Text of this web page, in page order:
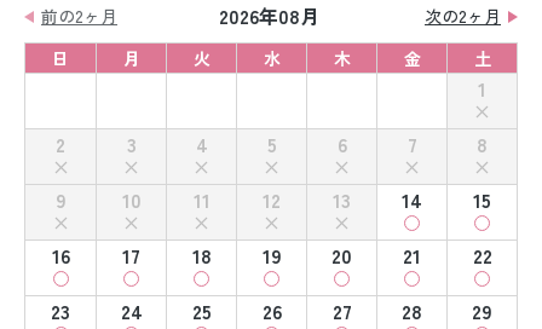
前の2ヶ月 2026年08月
次の2ヶ月
日
月 火 水 木 金 土
1
2
3 4 5 6 7
8
9
10 11 12 13 14
15
16
17 18 19 20 21
22
23
24 25 26 27 28
29